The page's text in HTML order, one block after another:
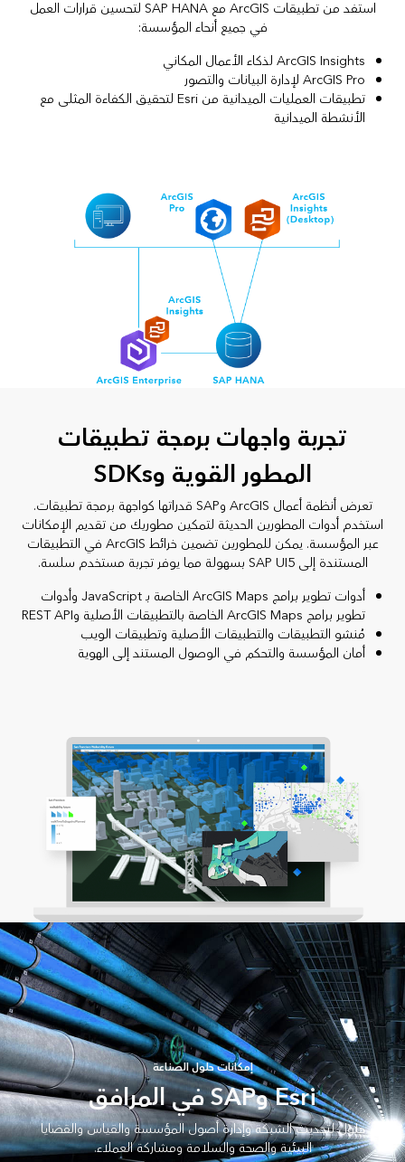
استفد من تطبيقات ArcGIS مع SAP HANA لتحسين قرارات العمل
في جميع أنحاء المؤسسة:
ArcGIS Insights لذكاء الأعمال المكاني
ArcGIS Pro لإدارة البيانات والتصور
تطبيقات العمليات الميدانية
من Esri لتحقيق الكفاءة المثلى مع
الأنشطة الميدانية
تجربة واجهات برمجة تطبيقات
المطور القوية وSDKs
تعرض أنظمة أعمال ArcGIS وSAP قدراتها كواجهة برمجة تطبيقات.
استخدم أدوات المطورين الحديثة لتمكين مطوريك من تقديم الإمكانات
عبر المؤسسة. يمكن للمطورين تضمين خرائط ArcGIS في التطبيقات
المستندة إلى SAP UI5 بسهولة مما يوفر تجربة مستخدم سلسة.
أدوات تطوير برامج ArcGIS Maps الخاصة بـ JavaScript وأدوات
تطوير برامج ArcGIS Maps الخاصة بالتطبيقات الأصلية وREST API
مُنشو التطبيقات والتطبيقات الأصلية وتطبيقات الويب
أمان المؤسسة والتحكم في الوصول المستند إلى الهوية
إمكانات حلول الصناعة
Esri وSAP في المرافق
حلول لتحديث الشبكة وإدارة أصول المؤسسة والقياس والقضايا
البيئية والصحة والسلامة ومشاركة العملاء.